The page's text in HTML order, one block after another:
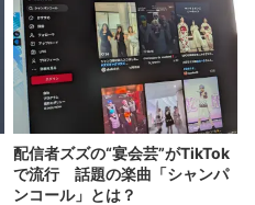
配信者ズズの“宴会芸”がTikTok
で流行 話題の楽曲「シャンパ
ンコール」とは？